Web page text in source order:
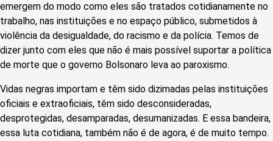
emergem do modo como eles são tratados cotidianamente no
trabalho, nas instituições e no espaço público, submetidos à
violência da desigualdade, do racismo e da polícia. Temos de
dizer junto com eles que não é mais possível suportar a política
de morte que o governo Bolsonaro leva ao paroxismo.
Vidas negras importam e têm sido dizimadas pelas instituições
oficiais e extraoficiais, têm sido desconsideradas,
desprotegidas, desamparadas, desumanizadas. E essa bandeira,
essa luta cotidiana, também não é de agora, é de muito tempo.